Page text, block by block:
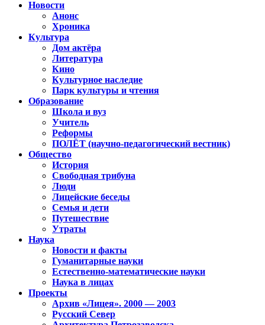
Новости
Анонс
Хроника
Культура
Дом актёра
Литература
Кино
Культурное наследие
Парк культуры и чтения
Образование
Школа и вуз
Учитель
Реформы
ПОЛЁТ (научно-педагогический вестник)
Общество
История
Свободная трибуна
Люди
Лицейские беседы
Семья и дети
Путешествие
Утраты
Наука
Новости и факты
Гуманитарные науки
Естественно-математические науки
Наука в лицах
Проекты
Архив «Лицея». 2000 — 2003
Русский Север